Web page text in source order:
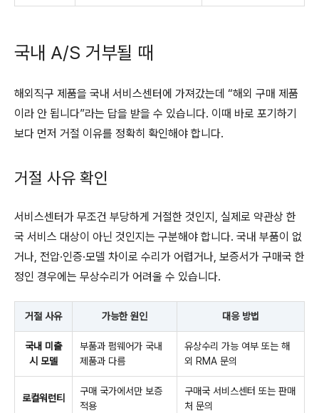
국내 A/S 거부될 때
해외직구 제품을 국내 서비스센터에 가져갔는데 “해외 구매 제품
이라 안 됩니다”라는 답을 받을 수 있습니다. 이때 바로 포기하기
보다 먼저 거절 이유를 정확히 확인해야 합니다.
거절 사유 확인
서비스센터가 무조건 부당하게 거절한 것인지, 실제로 약관상 한
국 서비스 대상이 아닌 것인지는 구분해야 합니다. 국내 부품이 없
거나, 전압·인증·모델 차이로 수리가 어렵거나, 보증서가 구매국 한
정인 경우에는 무상수리가 어려울 수 있습니다.
거절 사유 가능한 원인 대응 방법
국내 미출
시 모델
부품과 펌웨어가 국내
제품과 다름
유상수리 가능 여부 또는 해
외 RMA 문의
로컬워런티
구매 국가에서만 보증
적용
구매국 서비스센터 또는 판매
처 문의